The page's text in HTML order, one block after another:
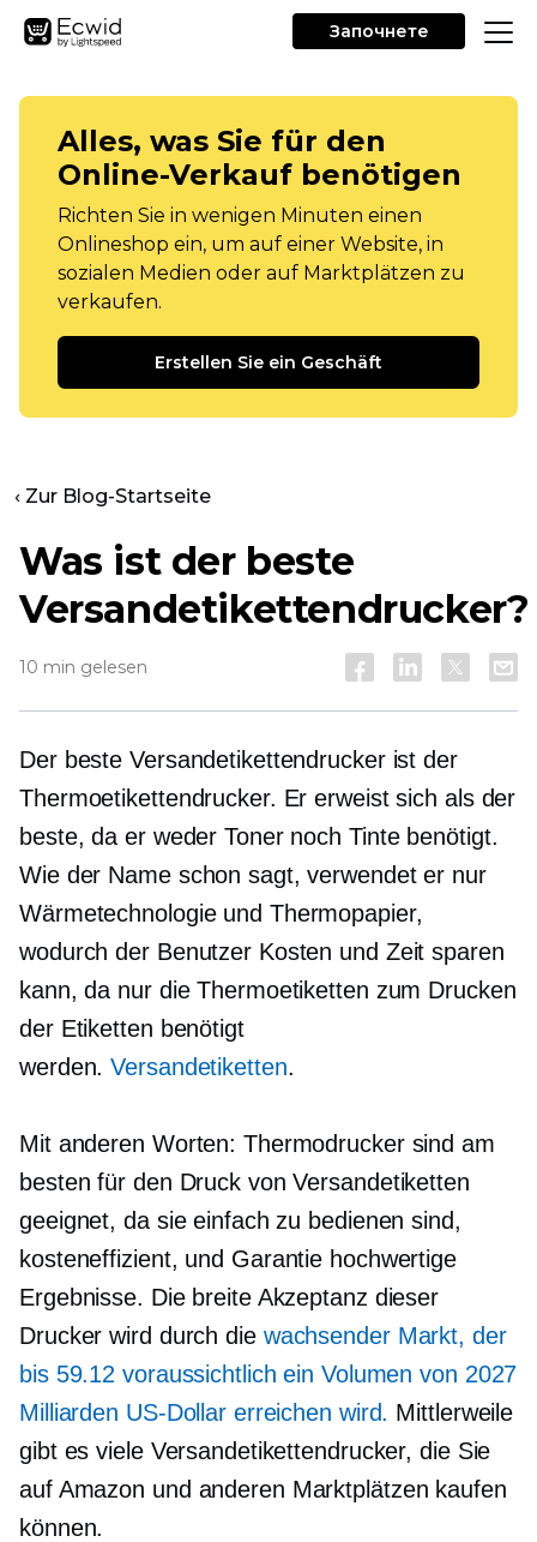
Започнете
Alles, was Sie für den
Online-Verkauf benötigen
Richten Sie in wenigen Minuten einen
Onlineshop ein, um auf einer Website, in
sozialen Medien oder auf Marktplätzen zu
verkaufen.
Erstellen Sie ein Geschäft
‹ Zur Blog-Startseite
Was ist der beste
Versandetikettendrucker?
10 min gelesen
Der beste Versandetikettendrucker ist der
Thermoetikettendrucker. Er erweist sich als der
beste, da er weder Toner noch Tinte benötigt.
Wie der Name schon sagt, verwendet er nur
Wärmetechnologie und Thermopapier,
wodurch der Benutzer Kosten und Zeit sparen
kann, da nur die Thermoetiketten zum Drucken
der Etiketten benötigt
werden.Versandetiketten.
Mit anderen Worten: Thermodrucker sind am
besten für den Druck von Versandetiketten
geeignet, da sie einfach zu bedienen sind,
kosteneffizient, und Garantie hochwertige
Ergebnisse. Die breite Akzeptanz dieser
Drucker wird durch die wachsender Markt, der
bis 59.12 voraussichtlich ein Volumen von 2027
Milliarden US-Dollar erreichen wird. Mittlerweile
gibt es viele Versandetikettendrucker, die Sie
auf Amazon und anderen Marktplätzen kaufen
können.